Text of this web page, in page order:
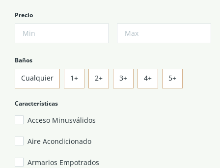
Precio
Baños
Cualquier 1+ 2+ 3+ 4+ 5+
Características
Acceso Minusválidos
Aire Acondicionado
Armarios Empotrados